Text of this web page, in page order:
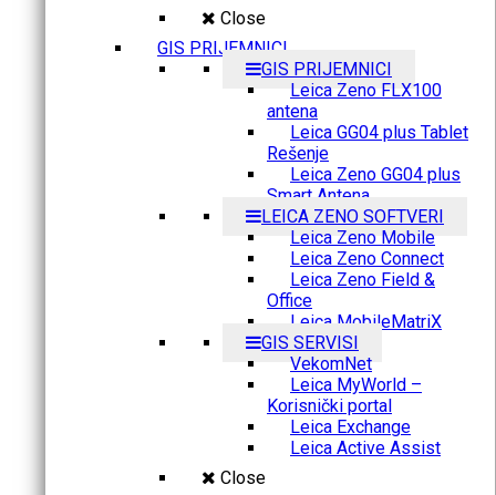
Close
GIS PRIJEMNICI
GIS PRIJEMNICI
Leica Zeno FLX100
antena
Leica GG04 plus Tablet
Rešenje
Leica Zeno GG04 plus
Smart Antena
LEICA ZENO SOFTVERI
Leica Zeno Mobile
Leica Zeno Connect
Leica Zeno Field &
Office
Leica MobileMatriX
GIS SERVISI
VekomNet
Leica MyWorld –
Korisnički portal
Leica Exchange
Leica Active Assist
Close